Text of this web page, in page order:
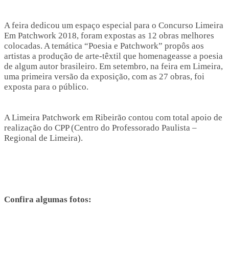
A feira dedicou um espaço especial para o Concurso Limeira
Em Patchwork 2018, foram expostas as 12 obras melhores
colocadas. A temática “Poesia e Patchwork” propôs aos
artistas a produção de arte-têxtil que homenageasse a poesia
de algum autor brasileiro. Em setembro, na feira em Limeira,
uma primeira versão da exposição, com as 27 obras, foi
exposta para o público.
A Limeira Patchwork em Ribeirão contou com total apoio de
realização do CPP (Centro do Professorado Paulista –
Regional de Limeira).
Confira algumas fotos: